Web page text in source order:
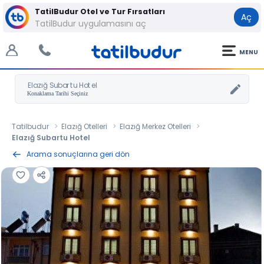
TatilBudur Otel ve Tur Fırsatları
TatilBudur uygulamasını aç
Aç
MENU
Elazığ Subartu Hotel
Tatilbudur Elazığ Otelleri
Elazığ Merkez Otelleri
Elazığ Subartu Hotel
Arama sonuçlarına geri dön